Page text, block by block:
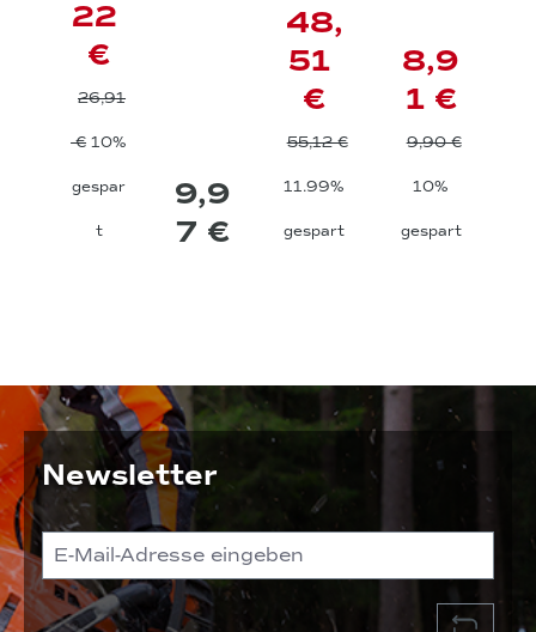
22
€
26,91
€ 10%
gespar
t
9,9
7 €
48,
51
€
55,12 €
11.99%
gespart
8,9
1 €
9,90 €
10%
gespart
Newsletter